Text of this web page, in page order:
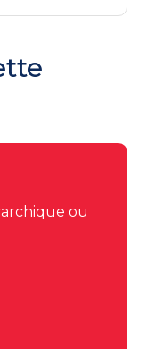
ou